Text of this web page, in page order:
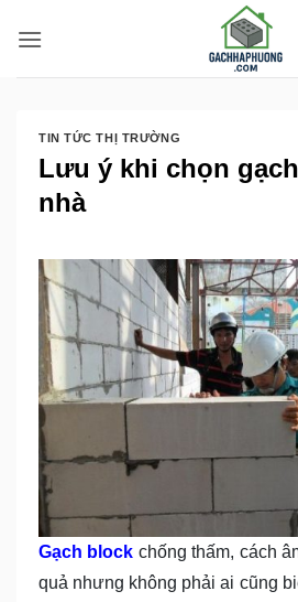
qua
nội
TIN TỨC THỊ TRƯỜNG
Lưu ý khi chọn
nhà
Gạch block chống thấm, cách
quả nhưng không phải ai cũng